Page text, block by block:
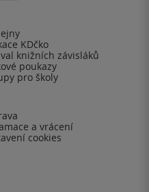
KDčko
knižních závisláků
poukazy
pro školy
a vrácení
cookies